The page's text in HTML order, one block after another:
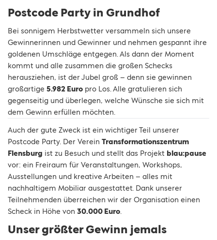
Postcode Party in Grundhof
Bei sonnigem Herbstwetter versammeln sich unsere
Gewinnerinnen und Gewinner und nehmen gespannt ihre
goldenen Umschläge entgegen. Als dann der Moment
kommt und alle zusammen die großen Schecks
herausziehen, ist der Jubel groß – denn sie gewinnen
großartige 5.982 Euro pro Los. Alle gratulieren sich
gegenseitig und überlegen, welche Wünsche sie sich mit
dem Gewinn erfüllen möchten.
Auch der gute Zweck ist ein wichtiger Teil unserer
Postcode Party. Der Verein Transformationszentrum
Flensburg ist zu Besuch und stellt das Projekt blau:pause
vor: ein Freiraum für Veranstaltungen, Workshops,
Ausstellungen und kreative Arbeiten – alles mit
nachhaltigem Mobiliar ausgestattet. Dank unserer
Teilnehmenden überreichen wir der Organisation einen
Scheck in Höhe von 30.000 Euro.
Unser größter Gewinn jemals